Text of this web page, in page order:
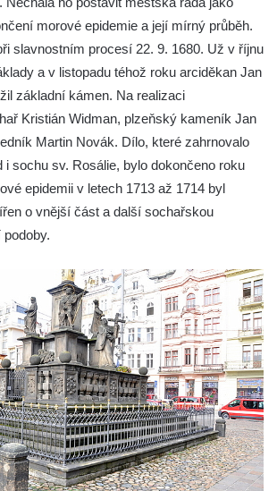
v zámecké zahradě v
Trojice se svatým
v zámeckém parku v
Vavřince u náměstí Jiřího z
Marie na Dolním náměstí v
na Masarykově náměstí
na Masarykově náměstí
Františka Xaverského v
Václava u kostela svatých
morové epidemie a její mírný průběh.
slavnostním procesí 22. 9. 1680. Už v říjnu
a v listopadu téhož roku arciděkan Jan
základní kámen. Na realizaci
Kristián Widman, plzeňský kameník Jan
Martin Novák. Dílo, které zahrnovalo
i sochu sv. Rosálie, bylo dokončeno roku
epidemii v letech 1713 až 1714 byl
o vnější část a další sochařskou